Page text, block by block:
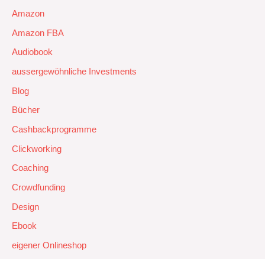
Amazon
Amazon FBA
Audiobook
aussergewöhnliche Investments
Blog
Bücher
Cashbackprogramme
Clickworking
Coaching
Crowdfunding
Design
Ebook
eigener Onlineshop